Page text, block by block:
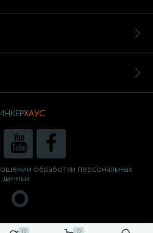
ХАУС
обработки персональных
данных